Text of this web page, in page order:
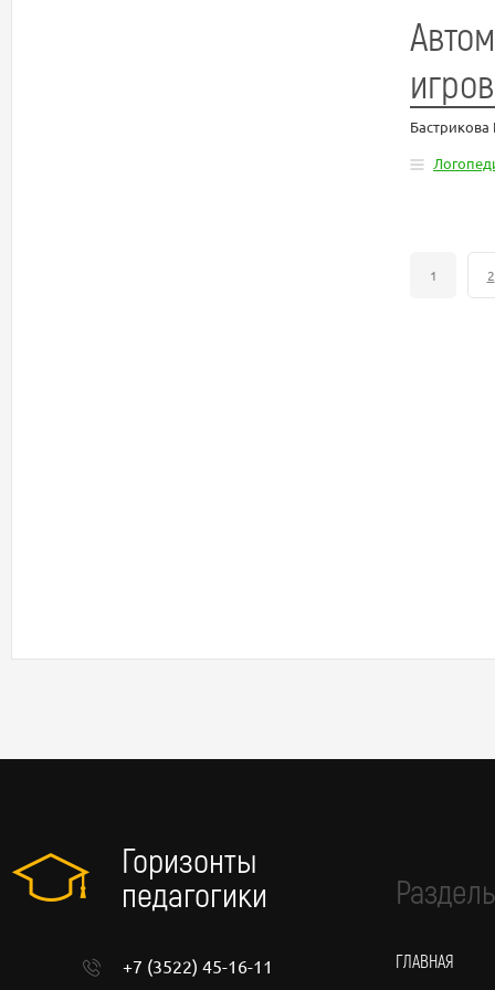
1 2
Горизонты
педагогики
+7 (3522) 45-16-11
ГЛАВНАЯ